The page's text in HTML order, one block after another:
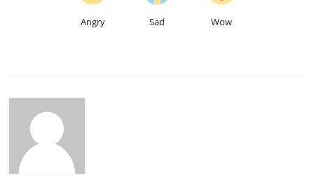
Angry Sad Wow